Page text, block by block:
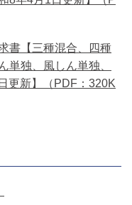
書【三種混合、四種
単独、風しん単独、
更新】（PDF：320K